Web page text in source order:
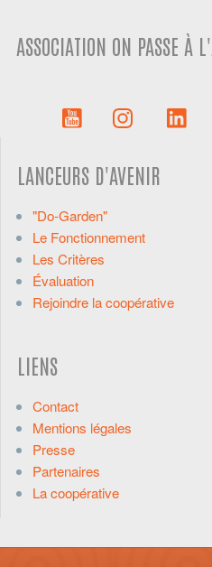
ASSOCIATION ON PASSE À
LANCEURS D'AVENIR
"Do-Garden"
Le Fonctionnement
Les Critères
Évaluation
Rejoindre la coopérative
LIENS
Contact
Mentions légales
Presse
Partenaires
La coopérative